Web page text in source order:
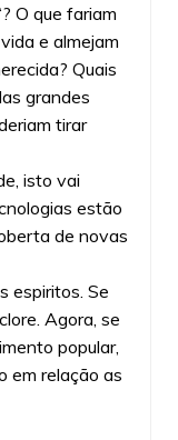
O que fariam
e almejam
Quais
grandes
tirar
isto vai
estão
de novas
espiritos. Se
Agora, se
popular,
em relação as